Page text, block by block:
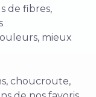
de fibres,
mieux
choucroute,